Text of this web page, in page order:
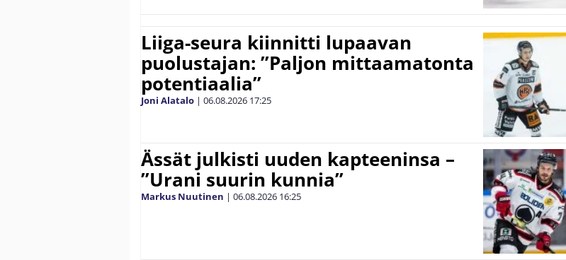
Liiga-seura kiinnitti lupaavan
puolustajan: ”Paljon mittaamatonta
potentiaalia”
Joni Alatalo | 06.08.2026 17:25
Ässät julkisti uuden kapteeninsa –
”Urani suurin kunnia”
Markus Nuutinen | 06.08.2026 16:25